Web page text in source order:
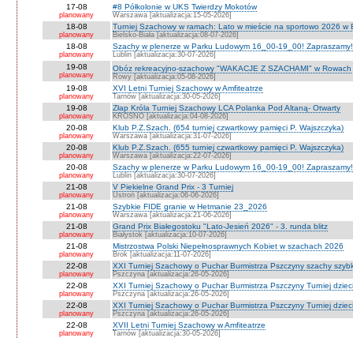
17-08
planowany
#8 Półkolonie w UKS Twierdzy Mokotów
Warszawa [aktualizacja:15-05-2026]
18-08
planowany
Turniej Szachowy w ramach: Lato w mieście na sportowo 2026 w
Bielsko-Biała [aktualizacja:08-07-2026]
18-08
planowany
Szachy w plenerze w Parku Ludowym 16_00-19_00! Zapraszamy!
Lublin [aktualizacja:30-07-2026]
19-08
planowany
Obóz rekreacyjno-szachowy "WAKACJE Z SZACHAMI" w Rowach
Rowy [aktualizacja:05-08-2026]
19-08
planowany
XVI Letni Turniej Szachowy w Amfiteatrze
Tarnów [aktualizacja:30-05-2026]
19-08
planowany
Złap Króla Turniej Szachowy LCA Polanka Pod Altaną- Otwarty
KROSNO [aktualizacja:04-08-2026]
20-08
planowany
Klub P.Z.Szach. (654 turniej czwartkowy pamięci P. Wajszczyka)
Warszawa [aktualizacja:31-07-2026]
20-08
planowany
Klub P.Z.Szach. (655 turniej czwartkowy pamięci P. Wajszczyka)
Warszawa [aktualizacja:22-07-2026]
20-08
planowany
Szachy w plenerze w Parku Ludowym 16_00-19_00! Zapraszamy!
Lublin [aktualizacja:30-07-2026]
21-08
planowany
V Piekielne Grand Prix - 3 Turniej
Ustroń [aktualizacja:06-06-2026]
21-08
planowany
Szybkie FIDE granie w Hetmanie 23_2026
Warszawa [aktualizacja:21-06-2026]
21-08
planowany
Grand Prix Białegostoku "Lato-Jesień 2026" - 3. runda blitz
Białystok [aktualizacja:10-07-2026]
21-08
planowany
Mistrzostwa Polski Niepełnosprawnych Kobiet w szachach 2026
Brok [aktualizacja:11-07-2026]
22-08
planowany
XXI Turniej Szachowy o Puchar Burmistrza Pszczyny szachy
Pszczyna [aktualizacja:26-05-2026]
22-08
planowany
XXI Turniej Szachowy o Puchar Burmistrza Pszczyny Turniej
Pszczyna [aktualizacja:26-05-2026]
22-08
planowany
XXI Turniej Szachowy o Puchar Burmistrza Pszczyny Turniej
Pszczyna [aktualizacja:26-05-2026]
22-08
planowany
XVII Letni Turniej Szachowy w Amfiteatrze
Tarnów [aktualizacja:30-05-2026]